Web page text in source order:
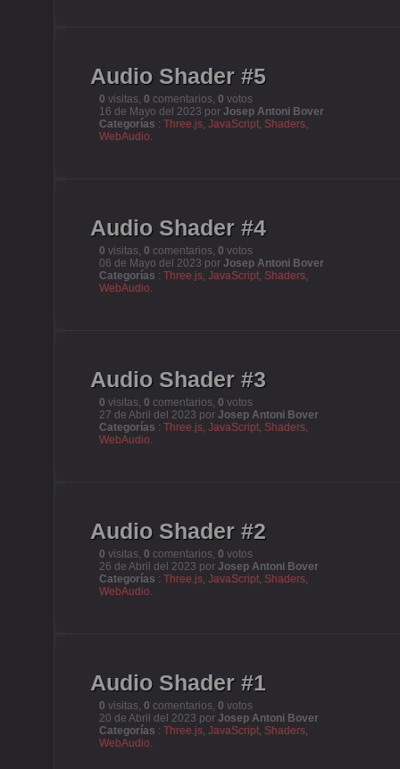
Audio Shader #5
0 visitas, 0 comentarios, 0 votos
16 de Mayo del 2023 por Josep Antoni Bover
Categorías : Three.js, JavaScript, Shaders,
WebAudio.
Audio Shader #4
0 visitas, 0 comentarios, 0 votos
06 de Mayo del 2023 por Josep Antoni Bover
Categorías : Three.js, JavaScript, Shaders,
WebAudio.
Audio Shader #3
0 visitas, 0 comentarios, 0 votos
27 de Abril del 2023 por Josep Antoni Bover
Categorías : Three.js, JavaScript, Shaders,
WebAudio.
Audio Shader #2
0 visitas, 0 comentarios, 0 votos
26 de Abril del 2023 por Josep Antoni Bover
Categorías : Three.js, JavaScript, Shaders,
WebAudio.
Audio Shader #1
0 visitas, 0 comentarios, 0 votos
20 de Abril del 2023 por Josep Antoni Bover
Categorías : Three.js, JavaScript, Shaders,
WebAudio.